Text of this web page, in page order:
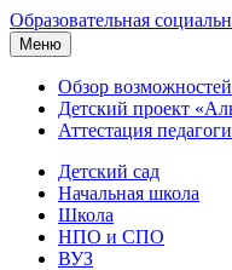
Образовательная
Меню
Обзор возможностей
Детский проект
Аттестация
Детский сад
Начальная школа
Школа
НПО и СПО
ВУЗ